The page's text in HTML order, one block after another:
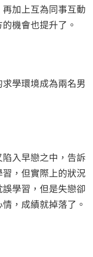
加上互為同事互動
機會也提升了。
學環境成為兩名男
入早戀之中，告訴
，但實際上的狀況
學習，但是失戀卻
，成績就掉落了。